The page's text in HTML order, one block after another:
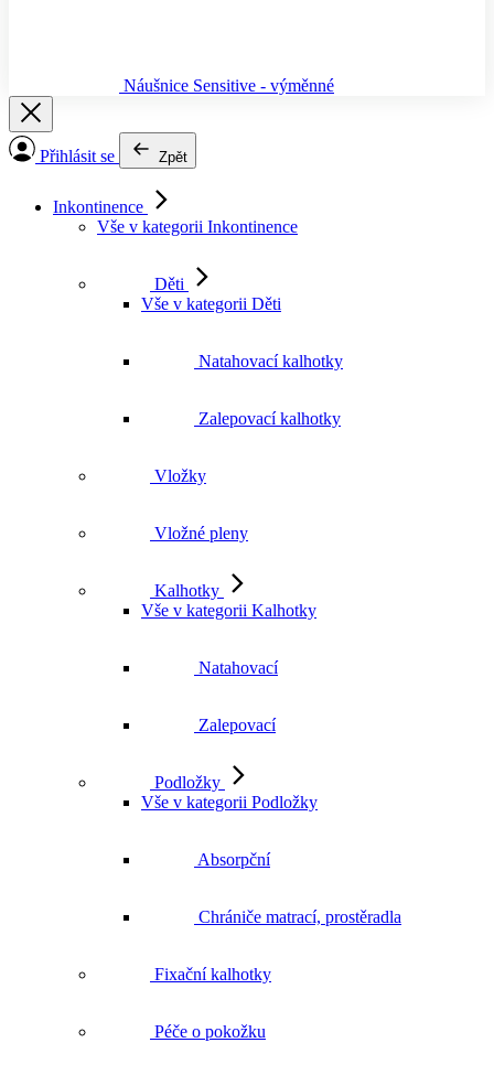
Náušnice Sensitive - výměnné
Přihlásit se Zpět
Inkontinence
Vše v kategorii Inkontinence
Děti
Vše v kategorii Děti
Natahovací kalhotky
Zalepovací kalhotky
Vložky
Vložné pleny
Kalhotky
Vše v kategorii Kalhotky
Natahovací
Zalepovací
Podložky
Vše v kategorii Podložky
Absorpční
Chrániče matrací, prostěradla
Fixační kalhotky
Péče o pokožku